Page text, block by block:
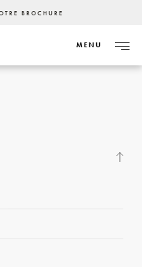
BROCHURE
MENU